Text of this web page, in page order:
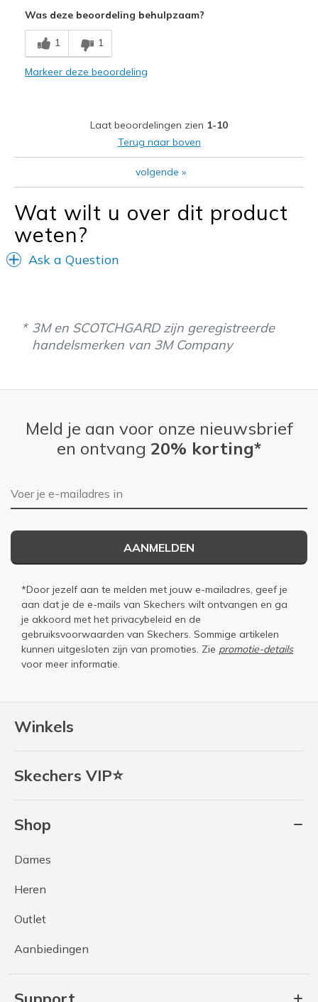
Beste toepassingen
Casual Wear
Was deze beoordeling behulpzaam?
1 1
Markeer deze beoordeling
Laat beoordelingen zien 1-10
Terug naar boven
volgende »
Wat wilt u over dit product
weten?
Ask a Question
3M en SCOTCHGARD zijn geregistreerde
handelsmerken van 3M Company
Winkels
Skechers VIP⭐
Shop
Dames
Heren
Outlet
Aanbiedingen
Meld je aan voor onze nieuwsbrief
en ontvang 20% korting*
E-mailadres
AANMELDEN
*Door jezelf aan te melden met jouw e-mailadres, geef je
aan dat je de e-mails van Skechers wilt ontvangen en ga
je akkoord met het privacybeleid en de
gebruiksvoorwaarden van Skechers. Sommige artikelen
kunnen uitgesloten zijn van promoties. Zie promotie-details
voor meer informatie.